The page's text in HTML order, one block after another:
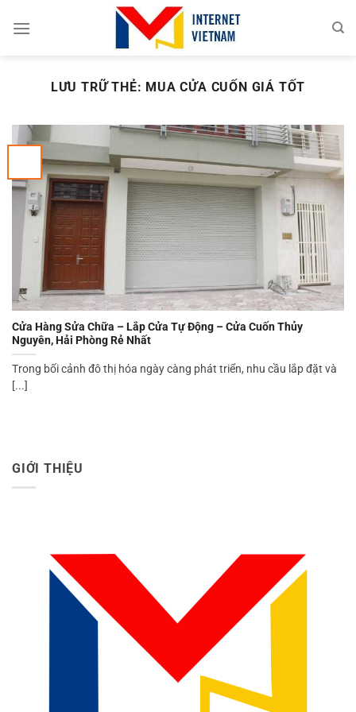
đến
LƯU TRỮ THẺ: MUA CỬA CUỐN GIÁ TỐT
Cửa Hàng Sửa Chữa – Lắp Cửa Tự Động – Cửa Cuốn Thủy
Nguyên, Hải Phòng Rẻ Nhất
Trong bối cảnh đô thị hóa ngày càng phát triển, nhu cầu lắp đặt và
[...]
GIỚI THIỆU